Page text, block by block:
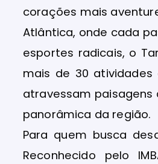
corações mais
Atlântica, onde cada
esportes radicais, o
mais de 30 atividades
atravessam
panorâmica da região.
Para quem busca
Reconhecido pelo